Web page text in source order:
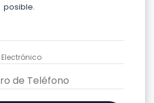
posible.